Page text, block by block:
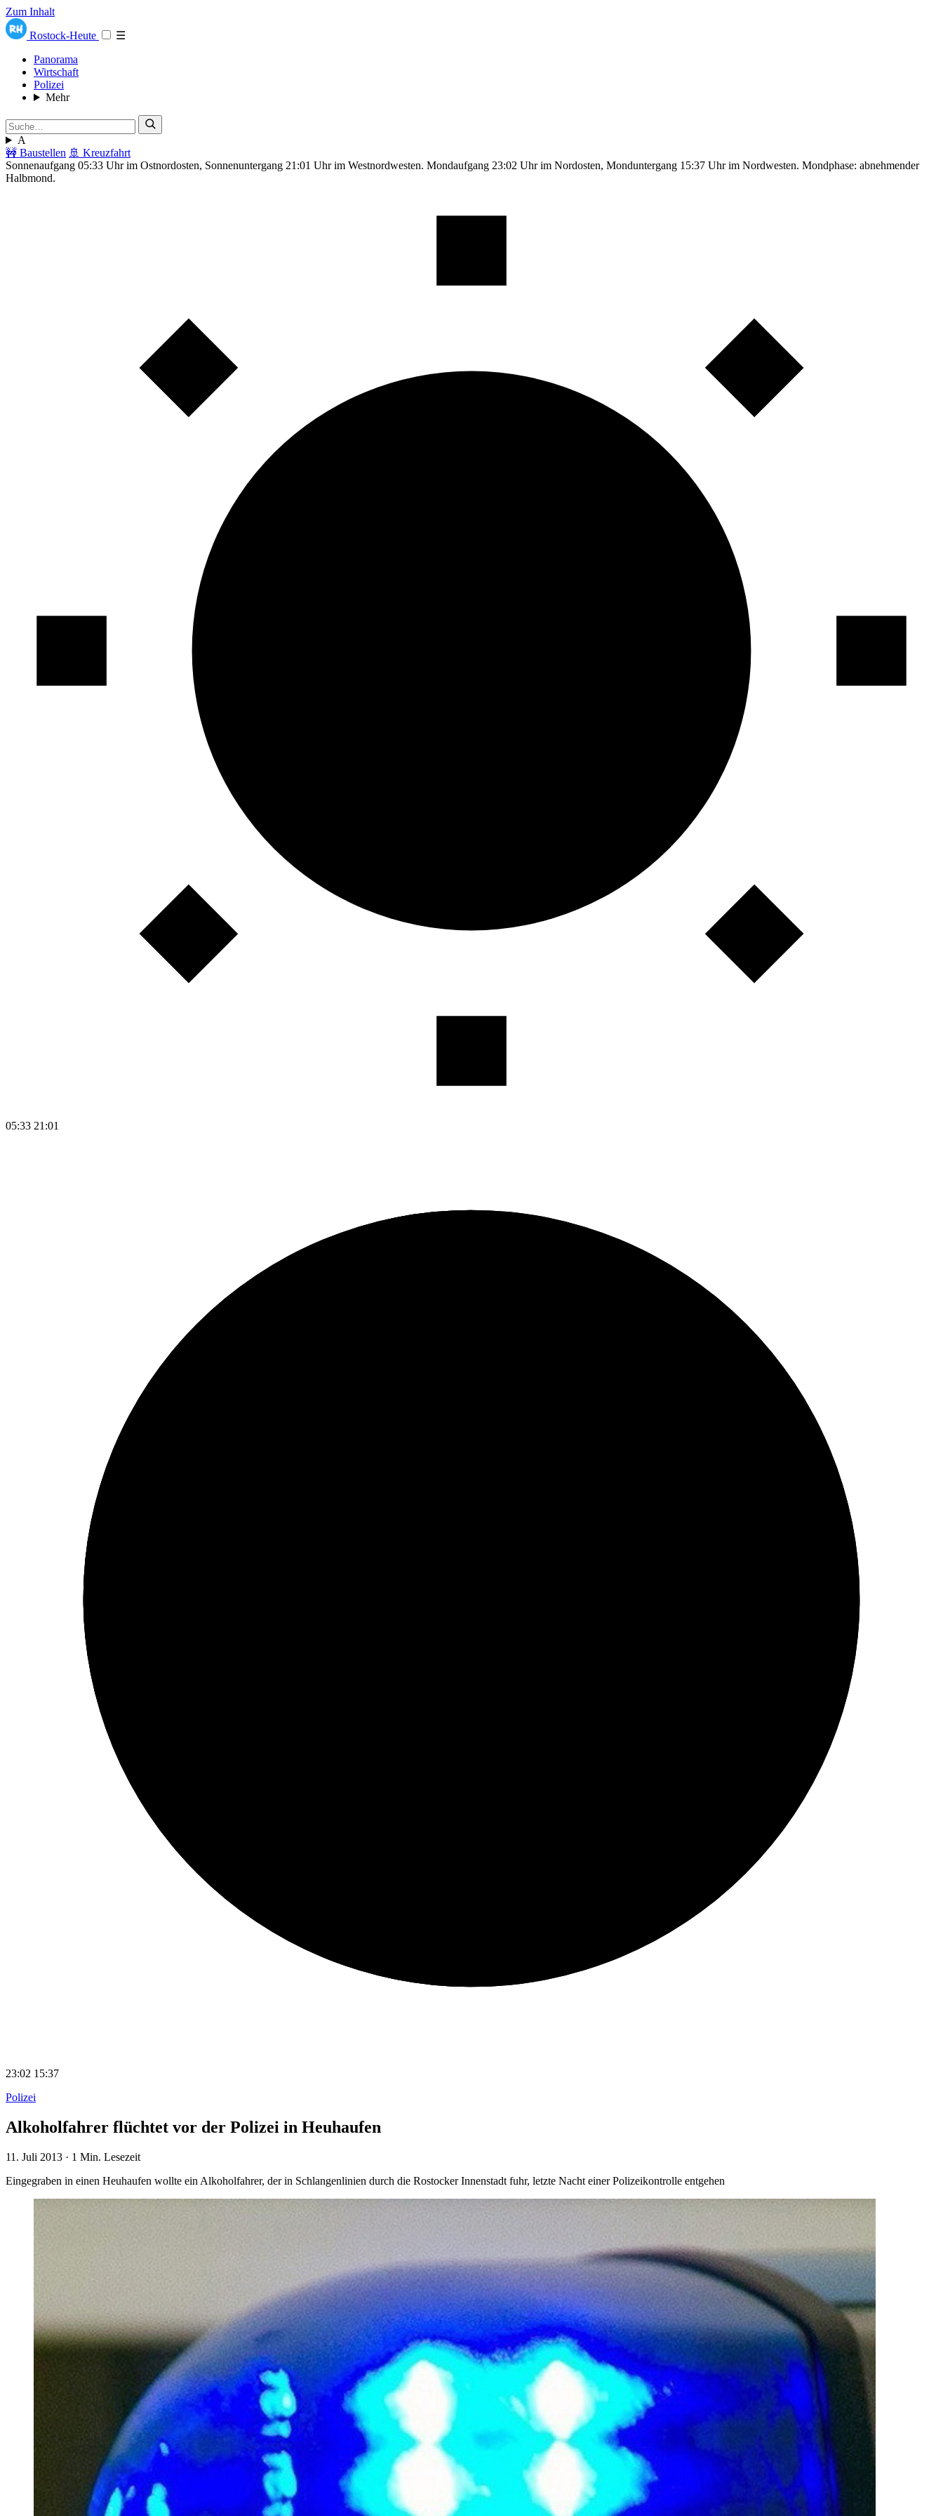
Zum Inhalt
Rostock-Heute
☰
Panorama
Wirtschaft
Polizei
Mehr
A
🚧 Baustellen 🚢 Kreuzfahrt
Sonnenaufgang 05:33 Uhr im Ostnordosten, Sonnenuntergang 21:01 Uhr im Westnordwesten. Mondaufgang 23:02 Uhr im Nordosten, Monduntergang 15:37 Uhr im Nordwesten. Mondphase: abnehmender
Halbmond.
05:33 21:01
23:02 15:37
Polizei
Alkoholfahrer flüchtet vor der Polizei in Heuhaufen
11. Juli 2013 · 1 Min. Lesezeit
Eingegraben in einen Heuhaufen wollte ein Alkoholfahrer, der in Schlangenlinien durch die Rostocker Innenstadt fuhr, letzte Nacht einer Polizeikontrolle entgehen